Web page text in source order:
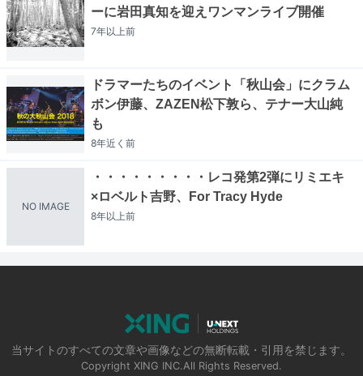
ーに岩田真知を迎えワンマンライブ開催
7年以上前
ドラマーたちのイベント「秋山会」にクラム
ボン伊藤、ZAZEN松下敦ら、テナー大山純
も
8年近く 前
NO IMAGE
・・・・・・・・・レコ発第2弾にリミエキ
×ロベルト吉野、For Tracy Hyde
8年以上前
当サイトのすべての文章や画像などの無断転載・引用を禁じます。
Copyright XING INC.All Rights Reserved.